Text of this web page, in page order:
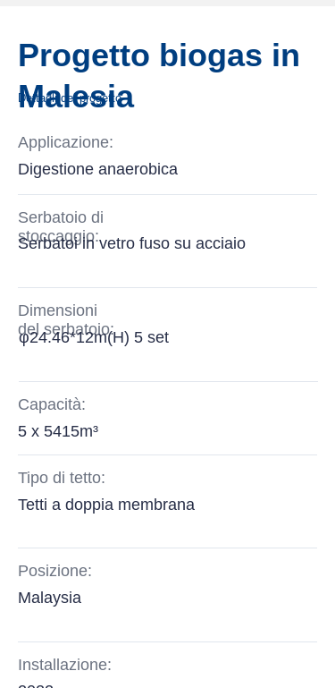
Progetto biogas in
Malesia
Dettagli del progetto
Applicazione:
Digestione anaerobica
Serbatoio di
stoccaggio:
Serbatoi in vetro fuso su acciaio
Dimensioni
del serbatoio:
φ24.46*12m(H) 5 set
Capacità:
5 x 5415m³
Tipo di tetto:
Tetti a doppia membrana
Posizione:
Malaysia
Installazione: